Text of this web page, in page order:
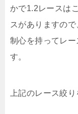
かで1.2レースは
スがありますの
制心を持ってレ
す。
上記のレース絞り